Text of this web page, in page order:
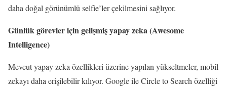
daha doğal görünümlü selfie’ler çekilmesini sağlıyor.
Günlük görevler için gelişmiş yapay zeka (Awesome
Intelligence)
Mevcut yapay zeka özellikleri üzerine yapılan yükseltmeler, mobil
zekayı daha erişilebilir kılıyor. Google ile Circle to Search özelliği